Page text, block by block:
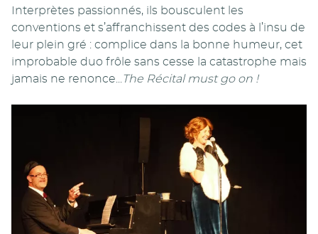
Interprètes passionnés, ils bousculent les
conventions et s’affranchissent des codes à l’insu de
leur plein gré : complice dans la bonne humeur, cet
improbable duo frôle sans cesse la catastrophe mais
jamais ne renonce...
The Récital must go on !